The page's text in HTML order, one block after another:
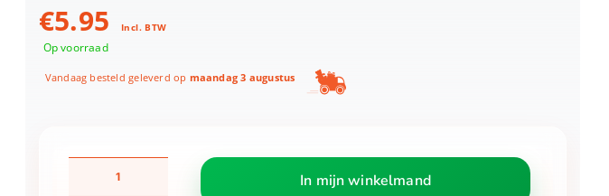
€5.95 Incl. BTW
Op voorraad
Vandaag besteld geleverd op maandag 3 augustus
40X33
In mijn winkelmand